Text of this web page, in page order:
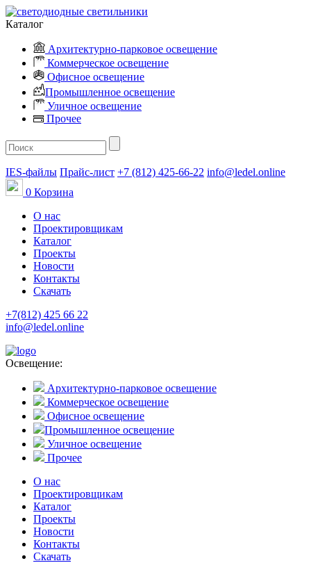
Каталог
Архитектурно-парковое освещение
Коммерческое освещение
Офисное освещение
Промышленное освещение
Уличное освещение
Прочее
IES-файлы Прайс-лист +7 (812) 425-66-22 info@ledel.online
0 Корзина
О нас
Проектировщикам
Каталог
Проекты
Новости
Контакты
Скачать
+7(812) 425 66 22
info@ledel.online
Освещение:
Архитектурно-парковое освещение
Коммерческое освещение
Офисное освещение
Промышленное освещение
Уличное освещение
Прочее
О нас
Проектировщикам
Каталог
Проекты
Новости
Контакты
Скачать